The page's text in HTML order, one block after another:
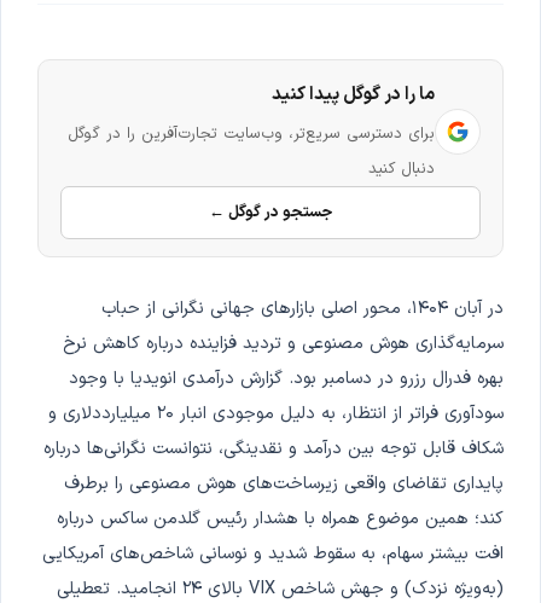
ما را در گوگل پیدا کنید
برای دسترسی سریع‌تر، وب‌سایت تجارت‌آفرین را در گوگل
دنبال کنید
جستجو در گوگل ←
در آبان ۱۴۰۴، محور اصلی بازارهای جهانی نگرانی از حباب
سرمایه‌گذاری هوش مصنوعی و تردید فزاینده درباره کاهش نرخ
بهره فدرال رزرو در دسامبر بود. گزارش درآمدی انویدیا با وجود
سودآوری فراتر از انتظار، به دلیل موجودی انبار ۲۰ میلیارددلاری و
شکاف قابل توجه بین درآمد و نقدینگی، نتوانست نگرانی‌ها درباره
پایداری تقاضای واقعی زیرساخت‌های هوش مصنوعی را برطرف
کند؛ همین موضوع همراه با هشدار رئیس گلدمن ساکس درباره
افت بیشتر سهام، به سقوط شدید و نوسانی شاخص‌های آمریکایی
(به‌ویژه نزدک) و جهش شاخص VIX بالای ۲۴ انجامید. تعطیلی